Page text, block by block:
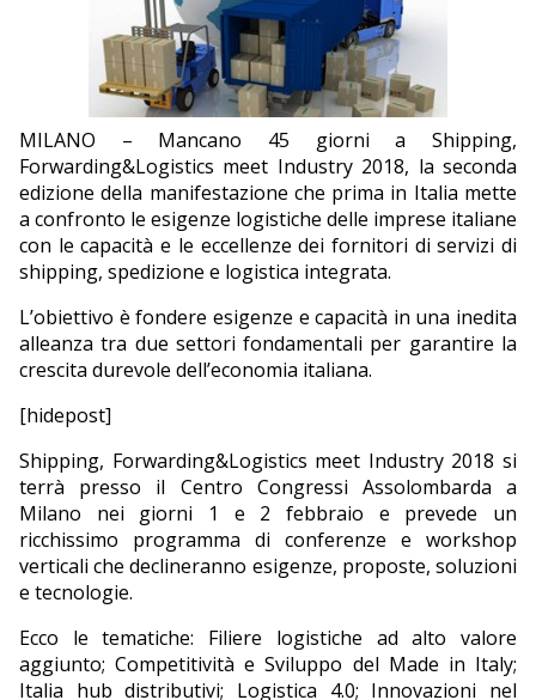
EDITORIALI
MILANO – Mancano 45 giorni a Shipping,
Forwarding&Logistics meet Industry 2018, la seconda
edizione della manifestazione che prima in Italia mette
a confronto le esigenze logistiche delle imprese italiane
con le capacità e le eccellenze dei fornitori di servizi di
shipping, spedizione e logistica integrata.
L’obiettivo è fondere esigenze e capacità in una inedita
alleanza tra due settori fondamentali per garantire la
crescita durevole dell’economia italiana.
[hidepost]
Shipping, Forwarding&Logistics meet Industry 2018 si
terrà presso il Centro Congressi Assolombarda a
Milano nei giorni 1 e 2 febbraio e prevede un
ricchissimo programma di conferenze e workshop
verticali che declineranno esigenze, proposte, soluzioni
e tecnologie.
Ecco le tematiche: Filiere logistiche ad alto valore
aggiunto; Competitività e Sviluppo del Made in Italy;
Italia hub distributivi; Logistica 4.0; Innovazioni nel